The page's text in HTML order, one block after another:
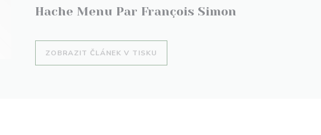
Hache Menu Par François Simon
ZOBRAZIT ČLÁNEK V TISKU